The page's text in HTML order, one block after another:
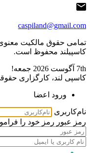
caspiland@gmail.com
تمامی حقوق مالکیت
کاسپیلند محفوظ است.
7th آگوست 2026
جمعه!
کاسپی لند، کارگزاری
ورود اعضا
نام‌کاربری
رمز عبور رمز خود را